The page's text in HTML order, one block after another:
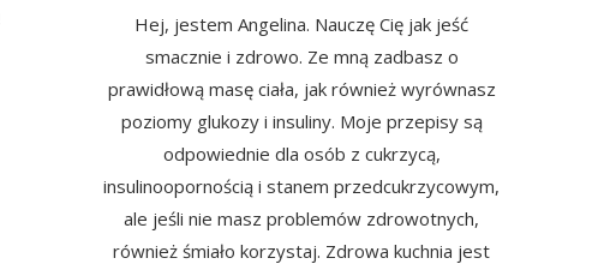
Hej, jestem Angelina. Nauczę Cię jak jeść
smacznie i zdrowo. Ze mną zadbasz o
prawidłową masę ciała, jak również wyrównasz
poziomy glukozy i insuliny. Moje przepisy są
odpowiednie dla osób z cukrzycą,
insulinoopornością i stanem przedcukrzycowym,
ale jeśli nie masz problemów zdrowotnych,
również śmiało korzystaj. Zdrowa kuchnia jest